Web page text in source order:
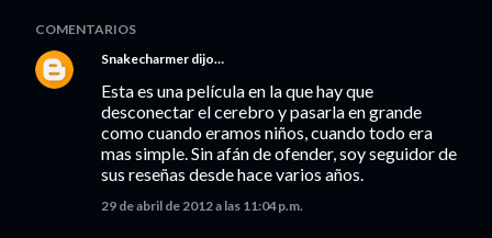
COMENTARIOS
Snakecharmer dijo…
Esta es una película en la que hay que
desconectar el cerebro y pasarla en grande
como cuando eramos niños, cuando todo era
mas simple. Sin afán de ofender, soy seguidor de
sus reseñas desde hace varios años.
29 de abril de 2012 a las 11:04 p.m.